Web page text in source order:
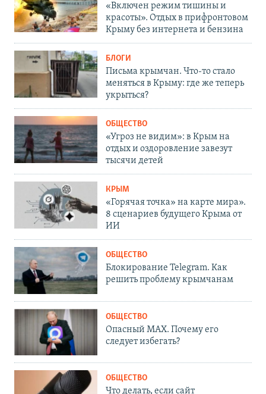
«Включен режим тишины и
красоты». Отдых в прифронтовом
Крыму без интернета и бензина
БЛОГИ
Письма крымчан. Что-то стало
меняться в Крыму: где же теперь
укрыться?
ОБЩЕСТВО
«Угроз не видим»: в Крым на
отдых и оздоровление завезут
тысячи детей
КРЫМ
«Горячая точка» на карте мира».
8 сценариев будущего Крыма от
ИИ
ОБЩЕСТВО
Блокирование Telegram. Как
решить проблему крымчанам
ОБЩЕСТВО
Опасный MAX. Почему его
следует избегать?
ОБЩЕСТВО
Что делать, если сайт